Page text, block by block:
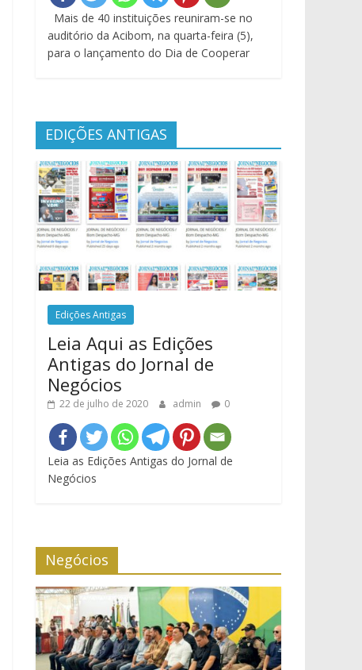
Mais de 40 instituições reuniram-se no
auditório da Acibom, na quarta-feira (5),
para o lançamento do Dia de Cooperar
EDIÇÕES ANTIGAS
Edições Antigas
Leia Aqui as Edições
Antigas do Jornal de
Negócios
22 de julho de 2020 admin 0
Leia as Edições Antigas do Jornal de
Negócios
Negócios